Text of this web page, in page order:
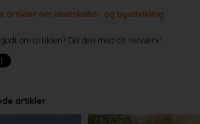
artikler om landskabs- og byudvikling
godt om artiklen? Del den med dit netværk!
artikler